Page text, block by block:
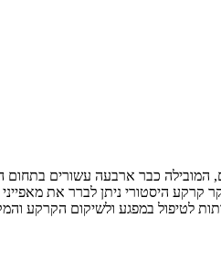
כבר ארבעה עשורים בתחום
היסטורי ניתן לברר את
לטיפול במפגע ולשיקום הקרקע